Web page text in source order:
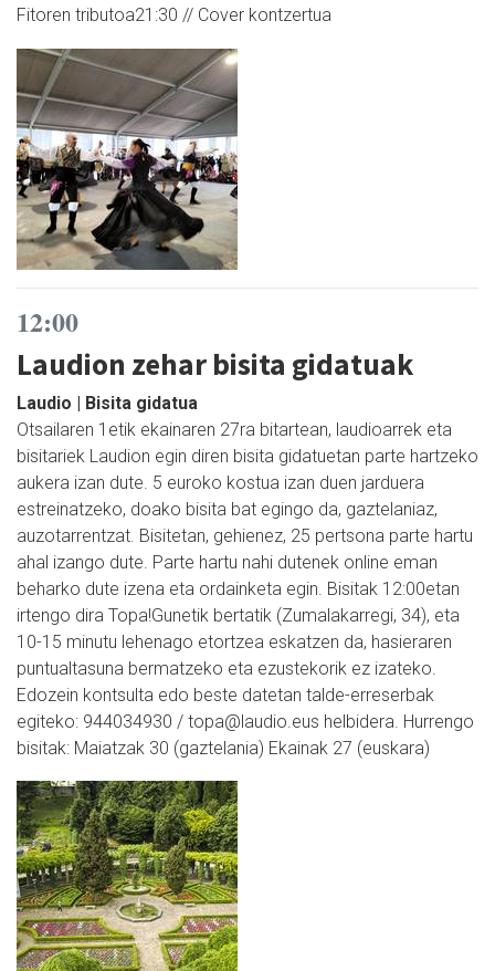
Fitoren tributoa21:30 // Cover kontzertua
12:00
Laudion zehar bisita gidatuak
Laudio | Bisita gidatua
Otsailaren 1etik ekainaren 27ra bitartean, laudioarrek eta
bisitariek Laudion egin diren bisita gidatuetan parte hartzeko
aukera izan dute. 5 euroko kostua izan duen jarduera
estreinatzeko, doako bisita bat egingo da, gaztelaniaz,
auzotarrentzat. Bisitetan, gehienez, 25 pertsona parte hartu
ahal izango dute. Parte hartu nahi dutenek online eman
beharko dute izena eta ordainketa egin. Bisitak 12:00etan
irtengo dira Topa!Gunetik bertatik (Zumalakarregi, 34), eta
10-15 minutu lehenago etortzea eskatzen da, hasieraren
puntualtasuna bermatzeko eta ezustekorik ez izateko.
Edozein kontsulta edo beste datetan talde-erreserbak
egiteko: 944034930 / topa@laudio.eus helbidera. Hurrengo
bisitak: Maiatzak 30 (gaztelania) Ekainak 27 (euskara)